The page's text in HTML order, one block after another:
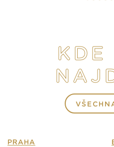
E-SHOP
ČASTÉ
KDE
PRAHA